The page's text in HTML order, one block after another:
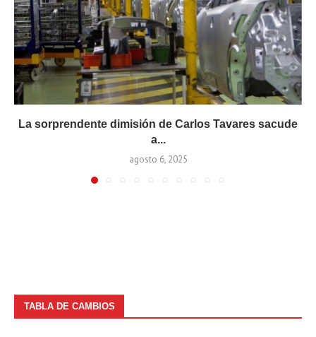
La sorprendente dimisión de Carlos Tavares sacude
a...
agosto 6, 2025
TABLA DE CAMBIOS